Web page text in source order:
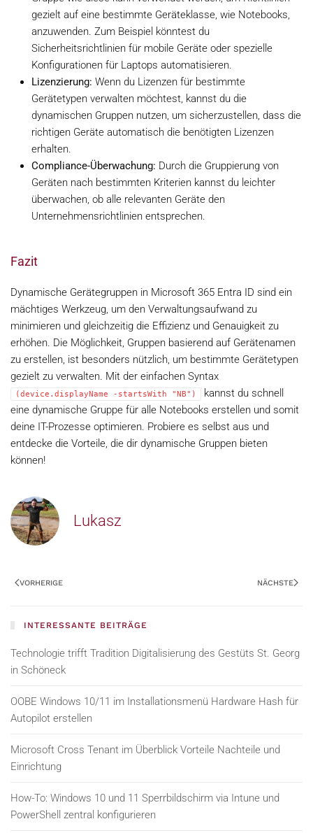
gezielt auf eine bestimmte Geräteklasse, wie Notebooks,
anzuwenden. Zum Beispiel könntest du
Sicherheitsrichtlinien für mobile Geräte oder spezielle
Konfigurationen für Laptops automatisieren.
Lizenzierung: Wenn du Lizenzen für bestimmte
Gerätetypen verwalten möchtest, kannst du die
dynamischen Gruppen nutzen, um sicherzustellen, dass die
richtigen Geräte automatisch die benötigten Lizenzen
erhalten.
Compliance-Überwachung: Durch die Gruppierung von
Geräten nach bestimmten Kriterien kannst du leichter
überwachen, ob alle relevanten Geräte den
Unternehmensrichtlinien entsprechen.
Fazit
Dynamische Gerätegruppen in Microsoft 365 Entra ID sind ein
mächtiges Werkzeug, um den Verwaltungsaufwand zu
minimieren und gleichzeitig die Effizienz und Genauigkeit zu
erhöhen. Die Möglichkeit, Gruppen basierend auf Gerätenamen
zu erstellen, ist besonders nützlich, um bestimmte Gerätetypen
gezielt zu verwalten. Mit der einfachen Syntax
(device.displayName -startsWith "NB")
kannst du schnell
eine dynamische Gruppe für alle Notebooks erstellen und somit
deine IT-Prozesse optimieren. Probiere es selbst aus und
entdecke die Vorteile, die dir dynamische Gruppen bieten
können!
Lukasz
VORHERIGE NÄCHSTE
INTERESSANTE BEITRÄGE
Technologie trifft Tradition Digitalisierung des Gestüts St. Georg
in Schöneck
OOBE Windows 10/11 im Installationsmenü Hardware Hash für
Autopilot erstellen
Microsoft Cross Tenant im Überblick Vorteile Nachteile und
Einrichtung
How-To: Windows 10 und 11 Sperrbildschirm via Intune und
PowerShell zentral konfigurieren